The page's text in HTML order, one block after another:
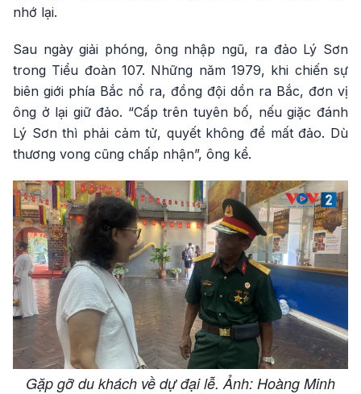
nhớ lại.
Sau ngày giải phóng, ông nhập ngũ, ra đảo Lý Sơn
trong Tiểu đoàn 107. Những năm 1979, khi chiến sự
biên giới phía Bắc nổ ra, đồng đội dồn ra Bắc, đơn vị
ông ở lại giữ đảo. “Cấp trên tuyên bố, nếu giặc đánh
Lý Sơn thì phải cảm tử, quyết không để mất đảo. Dù
thương vong cũng chấp nhận”, ông kể.
Gặp gỡ du khách về dự đại lễ. Ảnh: Hoàng Minh